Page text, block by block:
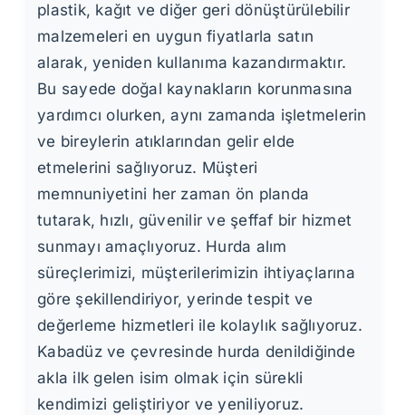
plastik, kağıt ve diğer geri dönüştürülebilir
malzemeleri en uygun fiyatlarla satın
alarak, yeniden kullanıma kazandırmaktır.
Bu sayede doğal kaynakların korunmasına
yardımcı olurken, aynı zamanda işletmelerin
ve bireylerin atıklarından gelir elde
etmelerini sağlıyoruz. Müşteri
memnuniyetini her zaman ön planda
tutarak, hızlı, güvenilir ve şeffaf bir hizmet
sunmayı amaçlıyoruz. Hurda alım
süreçlerimizi, müşterilerimizin ihtiyaçlarına
göre şekillendiriyor, yerinde tespit ve
değerleme hizmetleri ile kolaylık sağlıyoruz.
Kabadüz ve çevresinde hurda denildiğinde
akla ilk gelen isim olmak için sürekli
kendimizi geliştiriyor ve yeniliyoruz.